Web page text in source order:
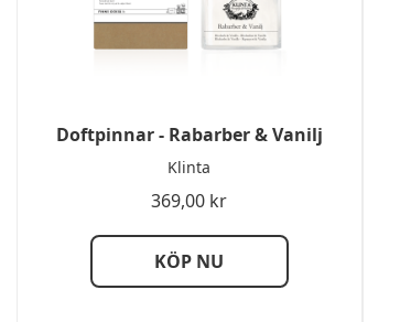
Doftpinnar - Rabarber & Vanilj
Klinta
369,00 kr
KÖP NU